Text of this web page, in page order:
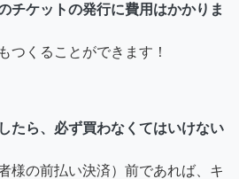
チケットの発行に費用はかかりま
つくることができます！
たら、必ず買わなくてはいけない
様の前払い決済）前であれば、キ